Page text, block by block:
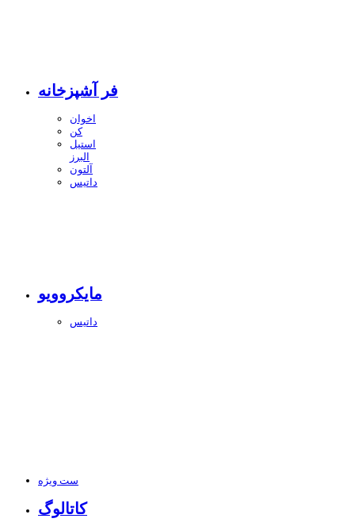
فر آشپزخانه
اخوان
کن
استیل
البرز
آلتون
داتیس
مایکروویو
داتیس
ست ویژه
کاتالوگ